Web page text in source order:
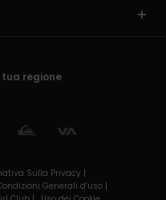
regione
Sulla Privacy |
Generali d’uso |